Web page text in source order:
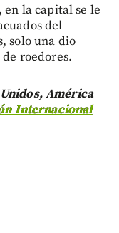
en la capital se le
del
solo una dio
roedores.
América
Internacional